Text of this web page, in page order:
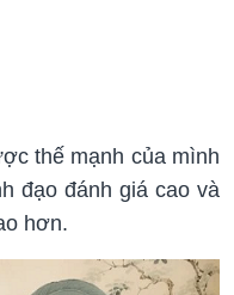
thế mạnh của mình
đạo đánh giá cao và
hơn.